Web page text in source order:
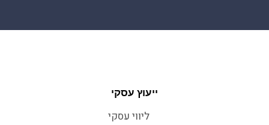
ייעוץ עסקי
ליווי עסקי